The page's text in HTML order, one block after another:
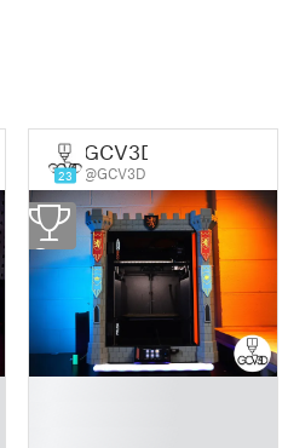
23
GCV3D
@GCV3D
2